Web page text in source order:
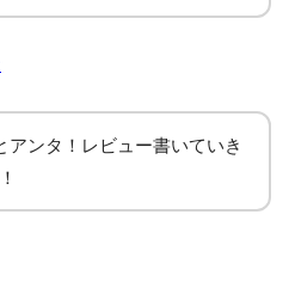
アンタ！レビュー書いていき